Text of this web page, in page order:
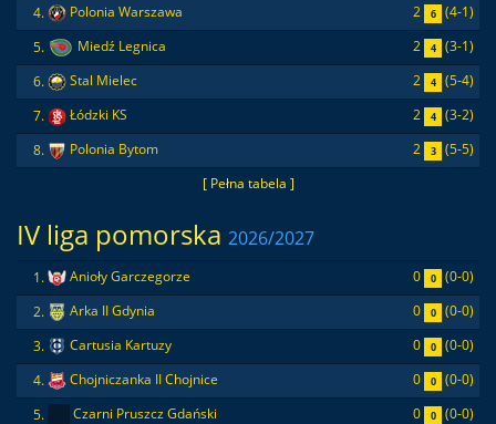
[ Pełna tabela ]
4.
Polonia Warszawa 2 6
(4-1)
5.
Miedź Legnica 2 4
(3-1)
6.
Stal Mielec 2 4
(5-4)
7.
Łódzki KS 2 4
(3-2)
8.
Polonia Bytom 2 3 (5-5)
IV liga pomorska 2026/2027
1. Anioły Garczegorze 0 0
(0-0)
2.
Arka II Gdynia 0 0
(0-0)
3.
Cartusia Kartuzy 0 0
(0-0)
4.
Chojniczanka II Chojnice 0 0
(0-0)
5.
Czarni Pruszcz Gdański 0 0
(0-0)